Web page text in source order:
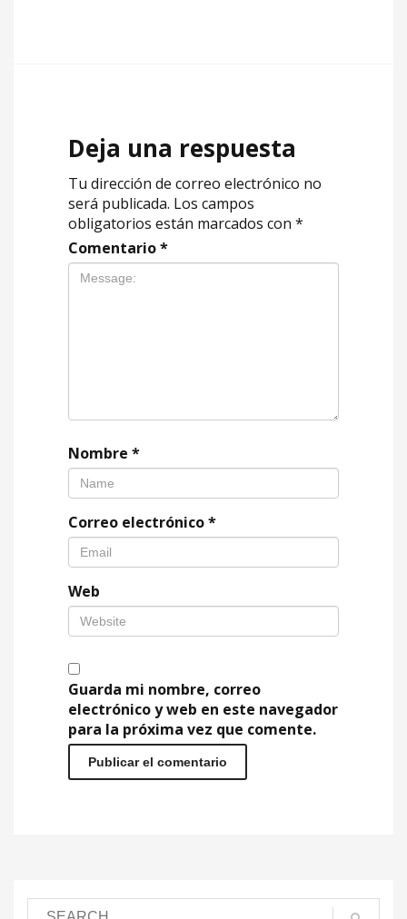
Deja una respuesta
Tu dirección de correo electrónico no
será publicada. Los campos
obligatorios están marcados con *
Comentario*
Nombre *
Correo electrónico*
Web
Guarda mi nombre, correo
electrónico y web en este navegador
para la próxima vez que comente.